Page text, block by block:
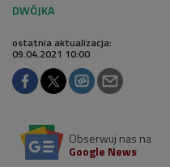
ostatnia aktualizacja:
09.04.2021 10:00
Obserwuj nas na
Google News